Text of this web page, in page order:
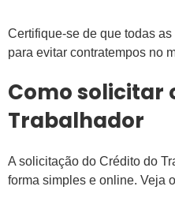
Certifique-se de que todas
para evitar contratempos no
Como solicitar
Trabalhador
A solicitação do Crédito do
forma simples e online. Veja